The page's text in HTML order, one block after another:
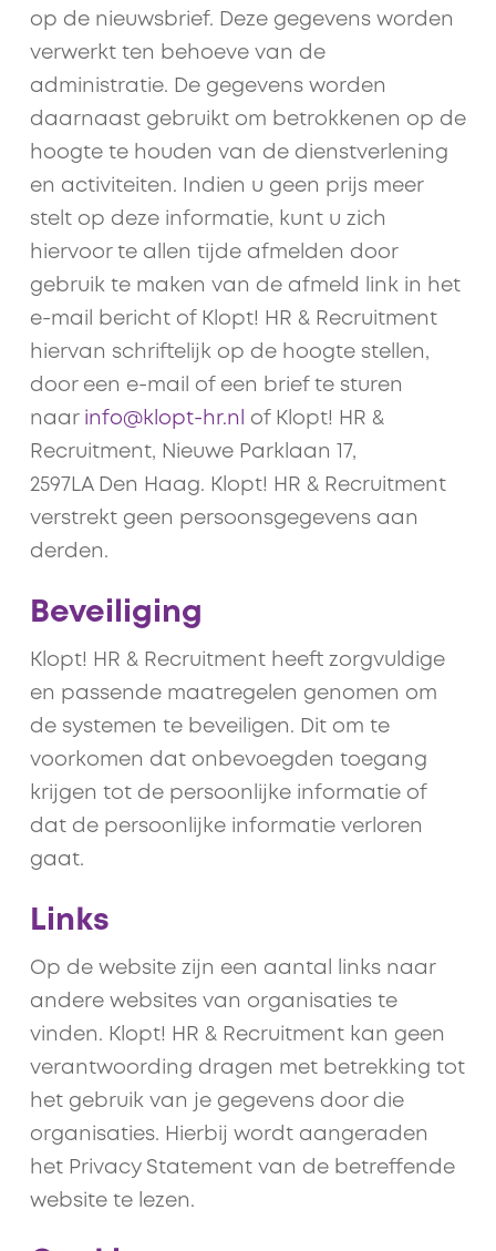
op de nieuwsbrief. Deze gegevens worden
verwerkt ten behoeve van de
administratie. De gegevens worden
daarnaast gebruikt om betrokkenen op de
hoogte te houden van de dienstverlening
en activiteiten. Indien u geen prijs meer
stelt op deze informatie, kunt u zich
hiervoor te allen tijde afmelden door
gebruik te maken van de afmeld link in het
e-mail bericht of Klopt! HR & Recruitment
hiervan schriftelijk op de hoogte stellen,
door een e-mail of een brief te sturen
naar info@klopt-hr.nl
of Klopt! HR &
Recruitment, Nieuwe Parklaan 17,
2597LA Den Haag. Klopt! HR & Recruitment
verstrekt geen persoonsgegevens aan
derden.
Beveiliging
Klopt! HR & Recruitment heeft zorgvuldige
en passende maatregelen genomen om
de systemen te beveiligen. Dit om te
voorkomen dat onbevoegden toegang
krijgen tot de persoonlijke informatie of
dat de persoonlijke informatie verloren
gaat.
Links
Op de website zijn een aantal links naar
andere websites van organisaties te
vinden. Klopt! HR & Recruitment kan geen
verantwoording dragen met betrekking tot
het gebruik van je gegevens door die
organisaties. Hierbij wordt aangeraden
het Privacy Statement van de betreffende
website te lezen.